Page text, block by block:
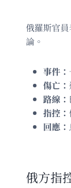
俄羅斯官
論。
事件：
傷亡：
路線：
指控：
回應：
俄方指